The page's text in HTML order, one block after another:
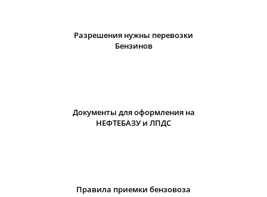
Разрешения нужны перевозки
Бензинов
Документы для оформления на
НЕФТЕБАЗУ и ЛПДС
Правила приемки бензовоза